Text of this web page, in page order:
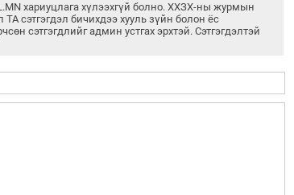
хариуцлага хүлээхгүй болно. ХХЗХ-ны журмын
ТА сэтгэгдэл бичихдээ хууль зүйн болон ёс
сэтгэгдлийг админ устгах эрхтэй. Сэтгэгдэлтэй